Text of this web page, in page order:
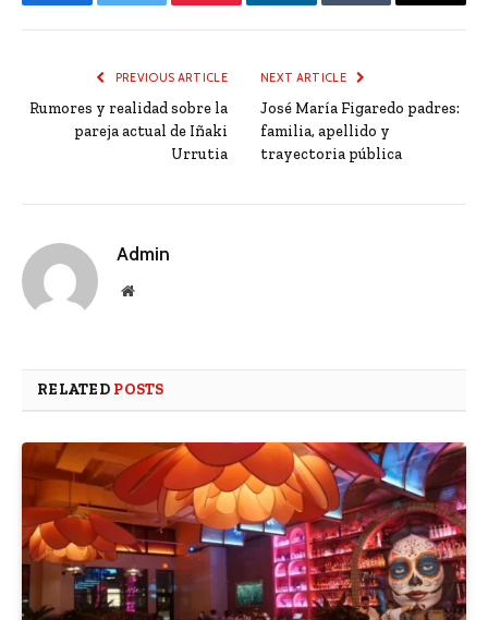
PREVIOUS ARTICLE
Rumores y realidad sobre la
pareja actual de Iñaki
Urrutia
NEXT ARTICLE
José María Figaredo padres:
familia, apellido y
trayectoria pública
Admin
Website
RELATED POSTS